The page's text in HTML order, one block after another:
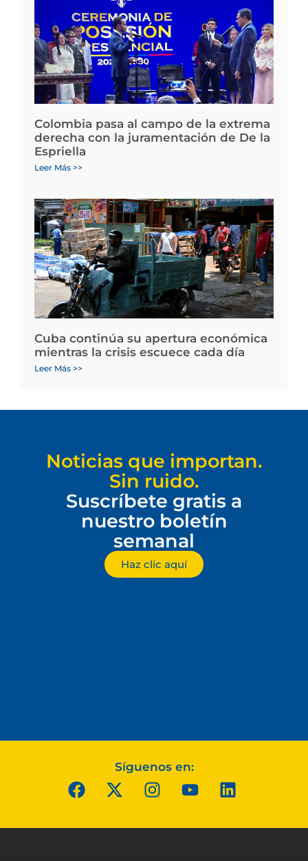
Colombia pasa al campo de la extrema
derecha con la juramentación de De la
Espriella
Leer Más >>
Cuba continúa su apertura económica
mientras la crisis escuece cada día
Leer Más >>
Noticias que importan.
Sin ruido.
Suscríbete gratis a
nuestro boletín
semanal
Haz clic aquí
Síguenos en: